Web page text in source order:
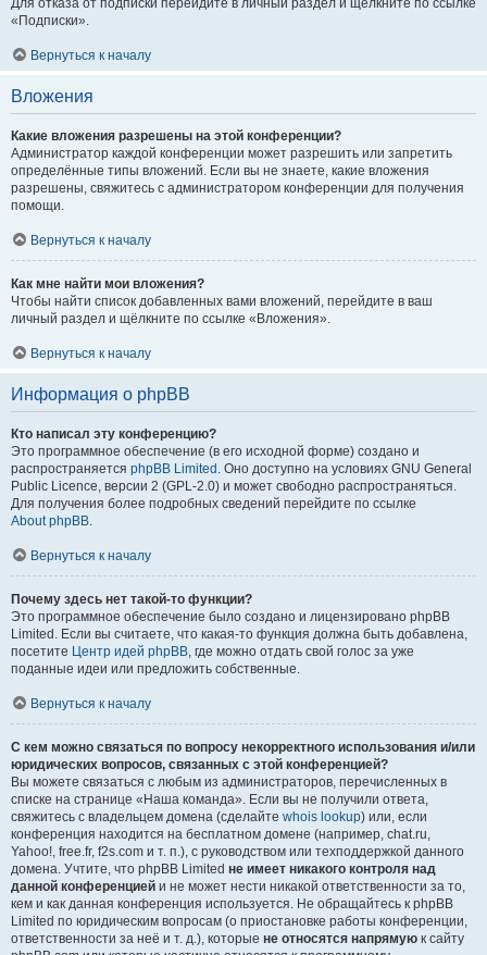
«Подписки».
Вернуться к началу
Вложения
Какие вложения разрешены на этой конференции?
Администратор каждой конференции может разрешить или запретить
определённые типы вложений. Если вы не знаете, какие вложения
разрешены, свяжитесь с администратором конференции для получения
помощи.
Вернуться к началу
Как мне найти мои вложения?
Чтобы найти список добавленных вами вложений, перейдите в ваш
личный раздел и щёлкните по ссылке «Вложения».
Вернуться к началу
Информация о phpBB
Кто написал эту конференцию?
Это программное обеспечение (в его исходной форме) создано и
распространяется phpBB Limited . Оно доступно на условиях GNU General
Public Licence, версии 2 (GPL-2.0) и может свободно распространяться.
Для получения более подробных сведений перейдите по ссылке
About phpBB
Вернуться к началу
Почему здесь нет такой-то функции?
Это программное обеспечение было создано и лицензировано phpBB
Limited. Если вы считаете, что какая-то функция должна быть добавлена,
посетите Центр идей phpBB , где можно отдать свой голос за уже
поданные идеи или предложить собственные.
Вернуться к началу
С кем можно связаться по вопросу некорректного использования и/или
юридических вопросов, связанных с этой конференцией?
Вы можете связаться с любым из администраторов, перечисленных в
списке на странице «Наша команда». Если вы не получили ответа,
свяжитесь с владельцем домена (сделайте whois lookup) или, если
конференция находится на бесплатном домене (например, chat.ru,
Yahoo!, free.fr, f2s.com и т. п.), с руководством или техподдержкой данного
домена. Учтите, что phpBB Limited не имеет никакого контроля над
данной конференцией и не может нести никакой ответственности за то,
кем и как данная конференция используется. Не обращайтесь к phpBB
Limited по юридическим вопросам (о приостановке работы конференции,
ответственности за неё и т. д.), которые не относятся напрямую к сайту